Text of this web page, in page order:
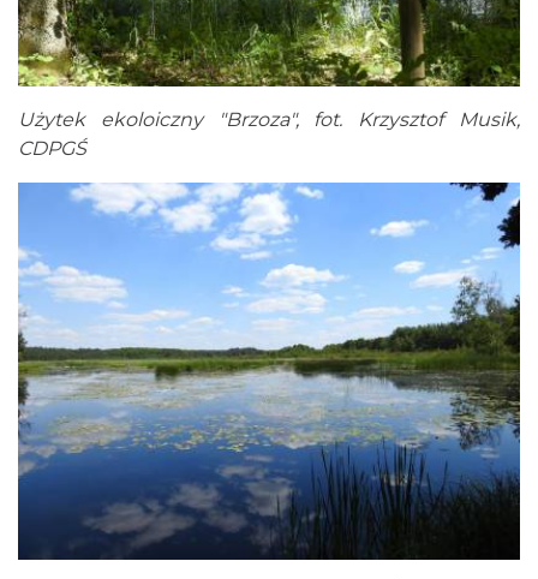
Użytek ekoloiczny "Brzoza", fot. Krzysztof Musik,
CDPGŚ